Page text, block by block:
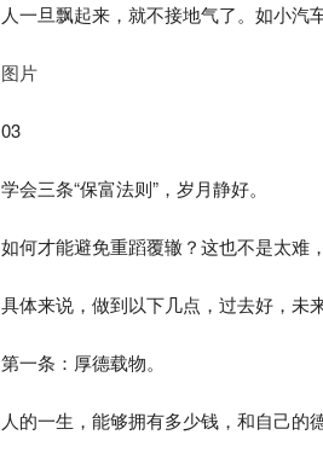
人一旦飘起来，就不接地气了。如小汽
图片
03
学会三条“保富法则”，岁月静好。
如何才能避免重蹈覆辙？这也不是太难
具体来说，做到以下几点，过去好，未
第一条：厚德载物。
人的一生，能够拥有多少钱，和自己的